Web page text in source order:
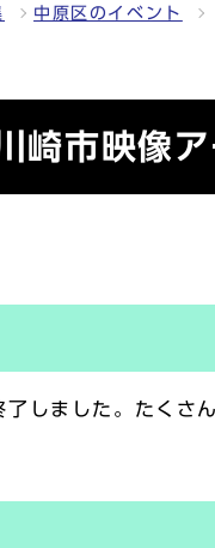
中原区のイベント
崎市映像
しました。たくさ